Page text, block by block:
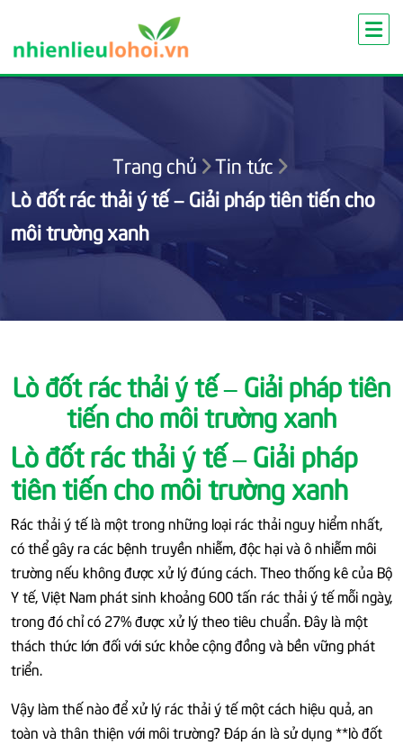
content
Trang chủ
Tin tức
Lò đốt rác thải ý tế – Giải pháp tiên tiến cho
môi trường xanh
Lò đốt rác thải ý tế – Giải pháp tiên
tiến cho môi trường xanh
Lò đốt rác thải ý tế – Giải pháp
tiên tiến cho môi trường xanh
Rác thải ý tế là một trong những loại rác thải nguy hiểm nhất,
có thể gây ra các bệnh truyền nhiễm, độc hại và ô nhiễm môi
trường nếu không được xử lý đúng cách. Theo thống kê của Bộ
Y tế, Việt Nam phát sinh khoảng 600 tấn rác thải ý tế mỗi ngày,
trong đó chỉ có 27% được xử lý theo tiêu chuẩn. Đây là một
thách thức lớn đối với sức khỏe cộng đồng và bền vững phát
triển.
Vậy làm thế nào để xử lý rác thải ý tế một cách hiệu quả, an
toàn và thân thiện với môi trường? Đáp án là sử dụng **lò đốt